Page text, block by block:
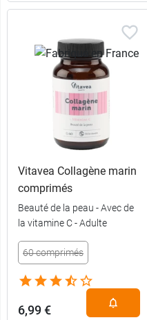
Vitavea Collagène marin
comprimés
Beauté de la peau - Avec de
la vitamine C - Adulte
60 comprimés
6,99 €